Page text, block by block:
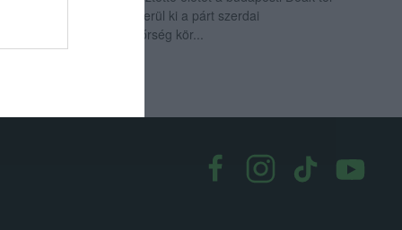
aláírásgyűjtő sátrában, derül ki a párt szerdai
közleményéből. A rendőrség kör...